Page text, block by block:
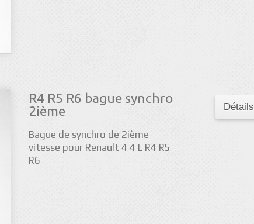
R4 R5 R6 bague synchro
2ième
Bague de synchro de 2ième
vitesse pour Renault 4 4 L R4 R5
R6
Détails